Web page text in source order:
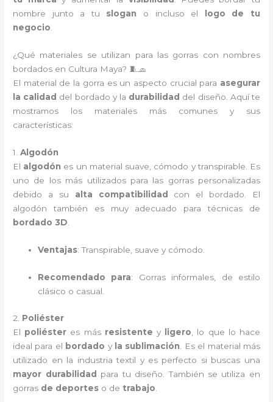
nombre junto a tu slogan o incluso el
logo de tu
negocio
¿Qué materiales se utilizan para las gorras con nombres
bordados en Cultura Maya? 🧵🧢
El material de la gorra es un aspecto crucial para asegurar
la calidad del bordado y la durabilidad del diseño. Aquí te
mostramos los materiales más comunes y sus
características:
1.Algodón
El algodón es un material suave, cómodo y transpirable. Es
uno de los más utilizados para las gorras personalizadas
debido a su alta compatibilidad
con el bordado. El
algodón también es muy adecuado para técnicas de
bordado 3D
Ventajas: Transpirable, suave y cómodo.
Recomendado para: Gorras informales, de estilo
clásico o casual.
2. Poliéster
El poliéster es más resistente y ligero, lo que lo hace
ideal para el bordado y la sublimación. Es el material más
utilizado en la industria textil y es perfecto si buscas una
mayor durabilidad
para tu diseño. También se utiliza en
gorras de deportes o de trabajo.